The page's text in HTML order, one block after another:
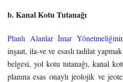
b. Kanal Kotu Tutanağı
Planlı Alanlar İmar Yönetmeliği
inşaat, ila-ve ve esaslı tadilat
belgesi, yol kotu tutanağı, kanal
planına esas onaylı jeolojik ve